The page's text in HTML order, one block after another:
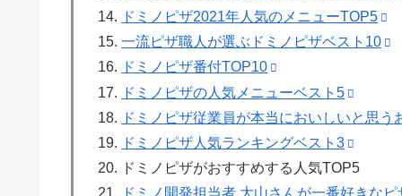
ドミノピザ2021年人気のメニューTOP5
一流ピザ職人が選ぶドミノピザベスト10
ドミノピザ番付TOP10
ドミノピザの人気メニューベスト5
ドミノピザ従業員が本当においしいと思
ドミノピザ人気ランキングベスト3
ドミノピザがおすすめする人気TOP5